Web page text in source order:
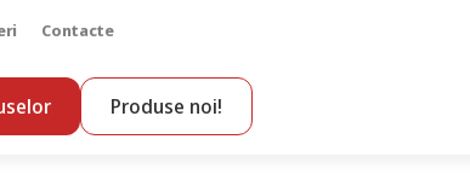
Contacte
Produse noi!